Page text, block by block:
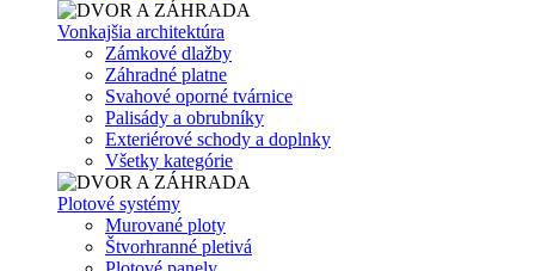
Vonkajšia architektúra
Zámkové dlažby
Záhradné platne
Svahové oporné tvárnice
Palisády a obrubníky
Exteriérové schody a doplnky
Všetky kategórie
Plotové systémy
Murované ploty
Štvorhranné pletivá